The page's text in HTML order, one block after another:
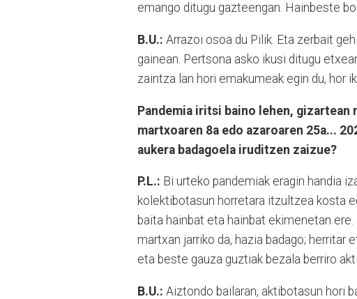
emango ditugu gazteengan. Hainbeste
B.U.: Arrazoi osoa du Pilik. Eta zerbait
gainean. Pertsona asko ikusi ditugu
zaintza lan hori emakumeak egin du, hor
Pandemia iritsi baino lehen,
martxoaren 8a edo azaroaren 25a...
aukera badagoela iruditzen zaizue?
P.L.: Bi urteko pandemiak eragin handia
kolektibotasun horretara itzultzea kosta
baita hainbat eta hainbat ekimenetan
martxan jarriko da, hazia badago; herritar
eta beste gauza guztiak bezala berriro
B.U.: Aiztondo bailaran, aktibotasun hori